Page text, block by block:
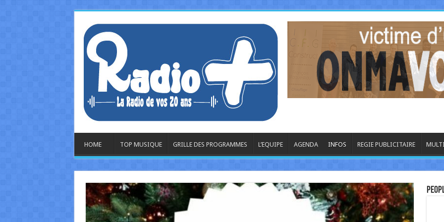
HOME TOP MUSIQUE GRILLE DES PROGRAMMES L’EQUIPE AGENDA INFOS REGIE PUBLICITAIRE